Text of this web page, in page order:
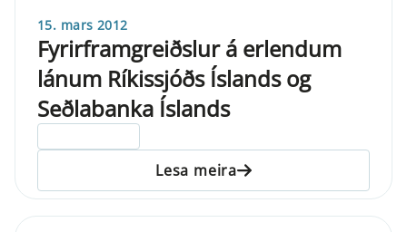
15. mars 2012
Fyrirframgreiðslur á erlendum
lánum Ríkissjóðs Íslands og
Seðlabanka Íslands
Lesa meira